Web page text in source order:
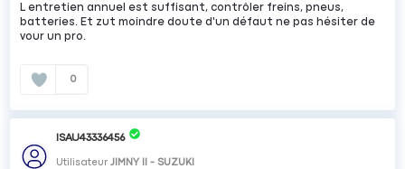
L entretien annuel est suffisant, contrôler freins, pneus,
batteries. Et zut moindre doute d'un défaut ne pas hésiter de
vour un pro.
0
ISAU43336456
UtilisateurJIMNY II - SUZUKI